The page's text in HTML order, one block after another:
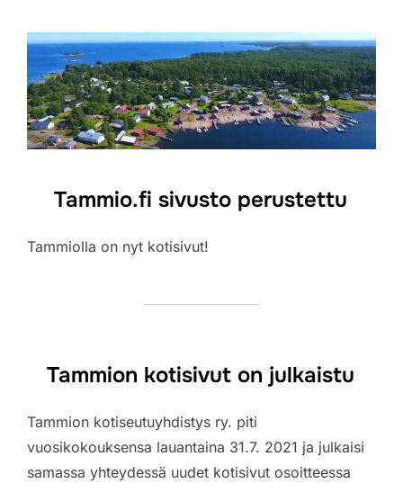
Tammio.fi sivusto perustettu
Tammiolla on nyt kotisivut!
Tammion kotisivut on julkaistu
Tammion kotiseutuyhdistys ry. piti
vuosikokouksensa lauantaina 31.7. 2021 ja julkaisi
samassa yhteydessä uudet kotisivut osoitteessa